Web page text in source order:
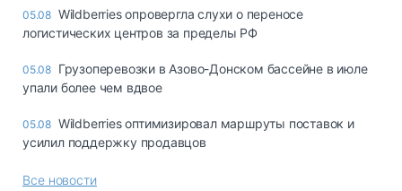
05.08 Wildberries опровергла слухи о переносе
логистических центров за пределы РФ
05.08 Грузоперевозки в Азово-Донском бассейне в июле
упали более чем вдвое
05.08 Wildberries оптимизировал маршруты поставок и
усилил поддержку продавцов
Все новости